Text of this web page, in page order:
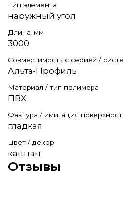
Тип элемента
наружный угол
Длина, мм
3000
Совместимость с серией /
Альта-Профиль
Материал / тип полимера
ПВХ
Фактура / имитация
гладкая
Цвет / декор
каштан
Отзывы